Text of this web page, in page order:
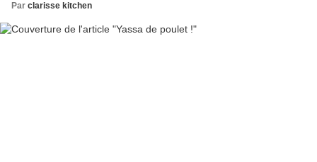
Par clarisse kitchen